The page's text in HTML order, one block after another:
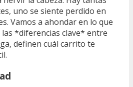
uno se siente perdido en
Vamos a ahondar en lo que
*diferencias clave* entre
definen cuál carrito te